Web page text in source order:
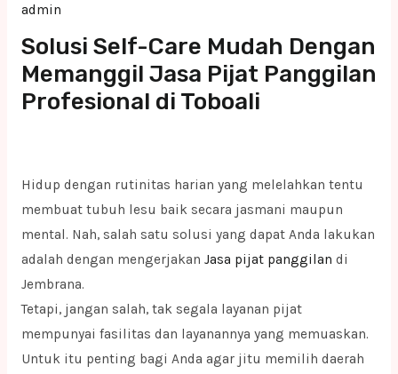
admin
Solusi Self-Care Mudah Dengan
Memanggil Jasa Pijat Panggilan
Profesional di Toboali
Hidup dengan rutinitas harian yang melelahkan tentu
membuat tubuh lesu baik secara jasmani maupun
mental. Nah, salah satu solusi yang dapat Anda lakukan
adalah dengan mengerjakan Jasa pijat panggilan di
Jembrana.
Tetapi, jangan salah, tak segala layanan pijat
mempunyai fasilitas dan layanannya yang memuaskan.
Untuk itu penting bagi Anda agar jitu memilih daerah